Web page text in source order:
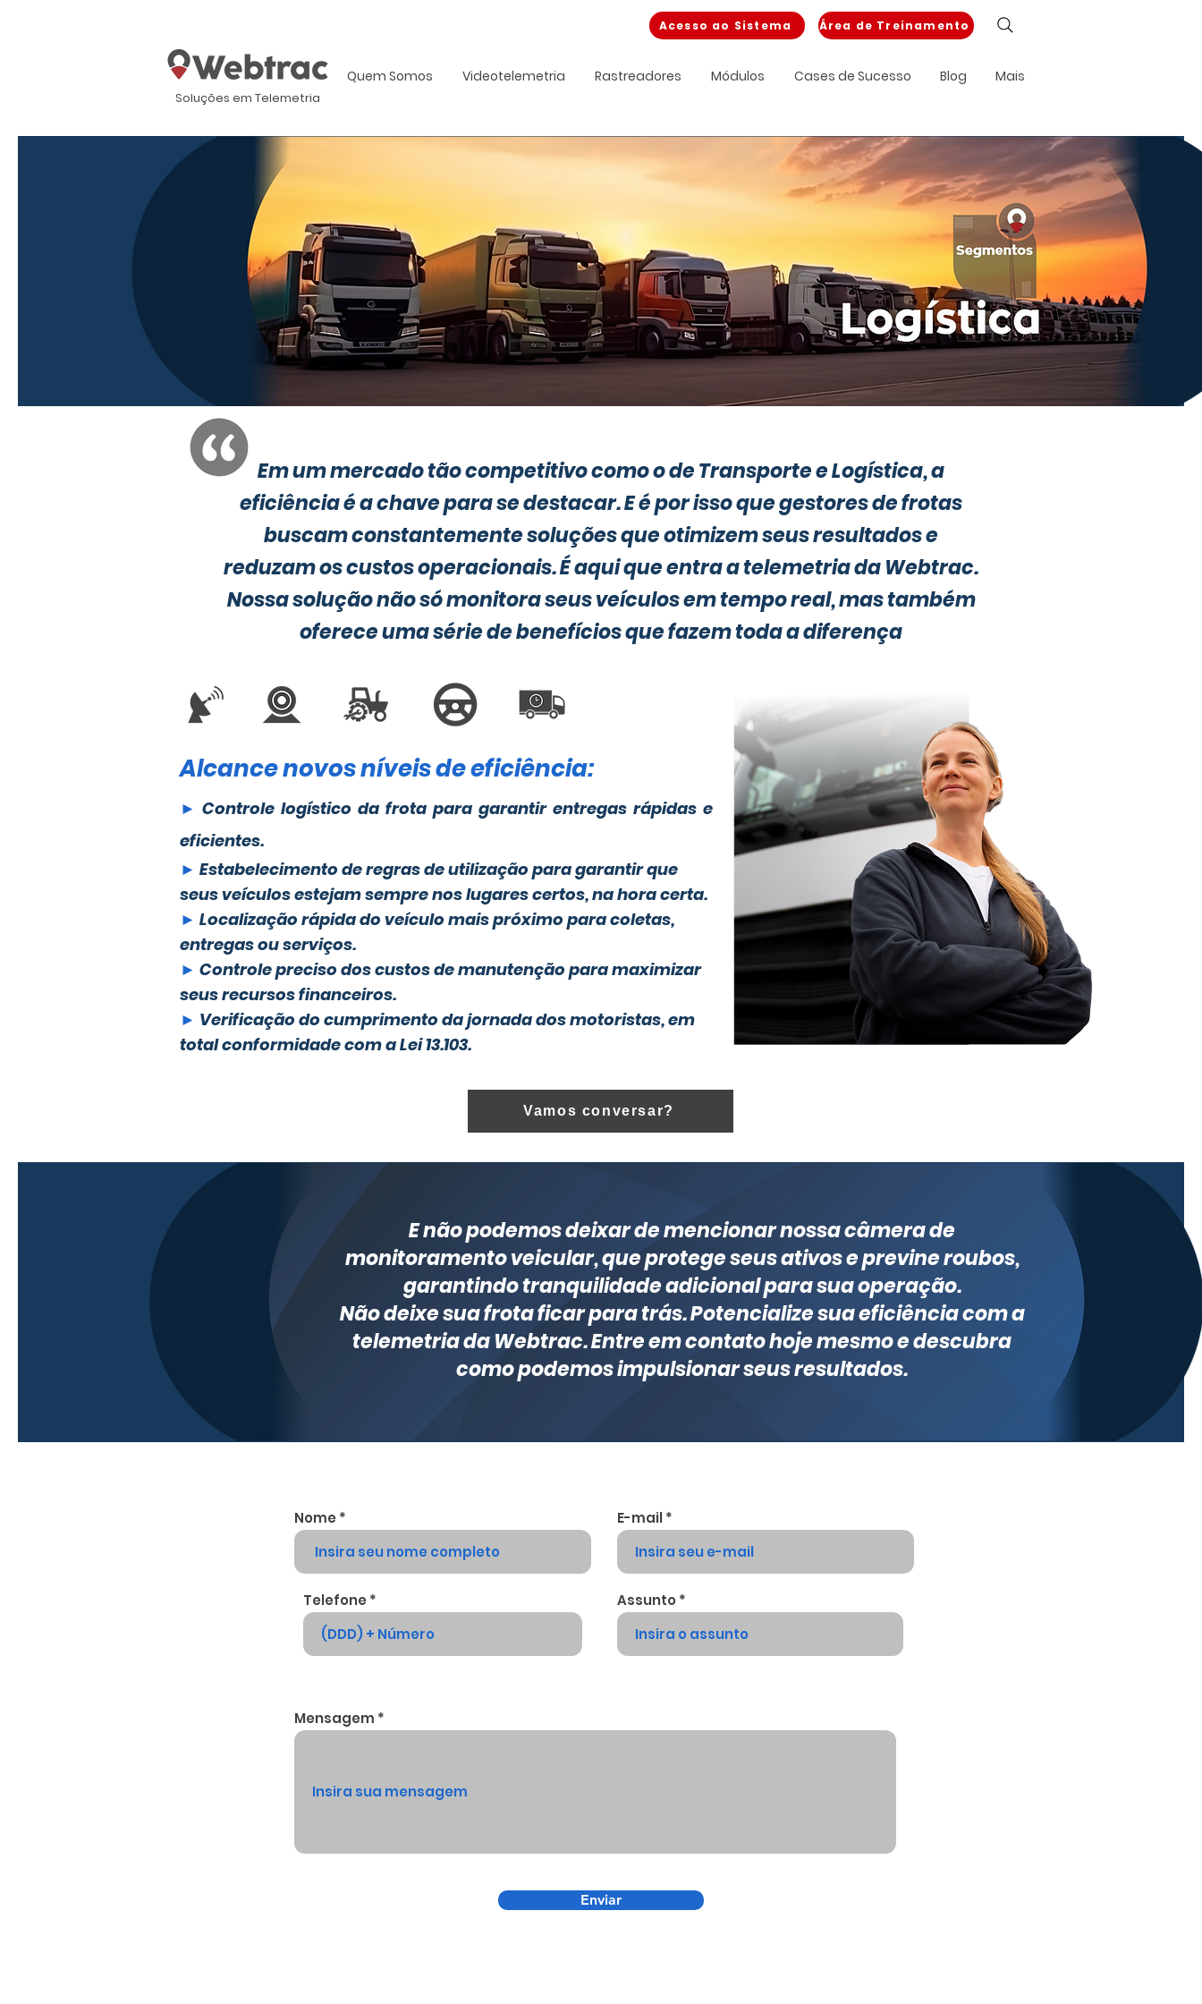
Soluções em Telemetria
Acesso ao Sistema Área de Treinamento
Quem Somos Videotelemetria Rastreadores Módulos Cases de Sucesso Blog Mais
Em um mercado tão competitivo como o de Transporte e Logística, a
eficiência é a chave para se destacar. E é por isso que gestores de frotas
buscam constantemente soluções que otimizem seus resultados e
reduzam os custos operacionais. É aqui que entra a telemetria da Webtrac.
Nossa solução não só monitora seus veículos em tempo real, mas também
oferece uma série de benefícios que fazem toda a diferença
Alcance novos níveis de eficiência:
► Controle logístico da frota para garantir entregas rápidas e
eficientes.
► Estabelecimento de regras de utilização para garantir que
seus veículos estejam sempre nos lugares certos, na hora certa.
► Localização rápida do veículo mais próximo para coletas,
entregas ou serviços.
► Controle preciso dos custos de manutenção para maximizar
seus recursos financeiros.
► Verificação do cumprimento da jornada dos motoristas, em
total conformidade com a Lei 13.103.
Vamos conversar?
E não podemos deixar de mencionar nossa câmera de
monitoramento veicular, que protege seus ativos e previne roubos,
garantindo tranquilidade adicional para sua operação.
Não deixe sua frota ficar para trás. Potencialize sua eficiência com a
telemetria da Webtrac. Entre em contato hoje mesmo e descubra
como podemos impulsionar seus resultados.
Nome
Telefone
E-mail
Assunto
Mensagem
Enviar